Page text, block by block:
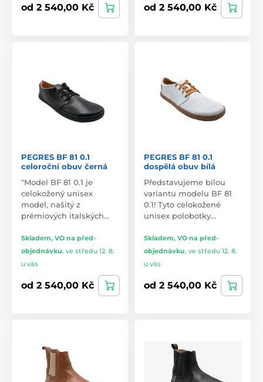
od 2 540,00 Kč od 2 540,00 Kč
PEGRES BF 81 0.1
celoroční obuv černá
"Model BF 81 0.1 je
celokožený unisex
model, našitý z
prémiových italských…
Skladem, VO na před-
objednávku, ve středu 12. 8.
u vás
od 2 540,00 Kč
PEGRES BF 81 0.1
dospělá obuv bílá
Představujeme bílou
variantu modelu BF 81
0.1! Tyto celokožené
unisex polobotky…
Skladem, VO na před-
objednávku, ve středu 12. 8.
u vás
od 2 540,00 Kč